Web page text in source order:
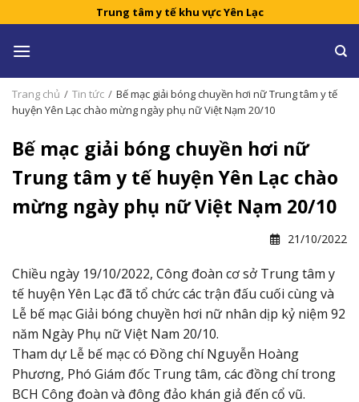
to
content
Trung tâm y tế khu vực Yên Lạc
Trang chủ / Tin tức / Bế mạc giải bóng chuyền hơi nữ Trung tâm y tế
huyện Yên Lạc chào mừng ngày phụ nữ Việt Nạm 20/10
Bế mạc giải bóng chuyền hơi nữ
Trung tâm y tế huyện Yên Lạc chào
mừng ngày phụ nữ Việt Nạm 20/10
21/10/2022
Chiều ngày 19/10/2022, Công đoàn cơ sở Trung tâm y
tế huyện Yên Lạc đã tổ chức các trận đấu cuối cùng và
Lễ bế mạc Giải bóng chuyền hơi nữ nhân dịp kỷ niệm 92
năm Ngày Phụ nữ Việt Nam 20/10.
Tham dự Lễ bế mạc có Đồng chí Nguyễn Hoàng
Phương, Phó Giám đốc Trung tâm, các đồng chí trong
BCH Công đoàn và đông đảo khán giả đến cổ vũ.